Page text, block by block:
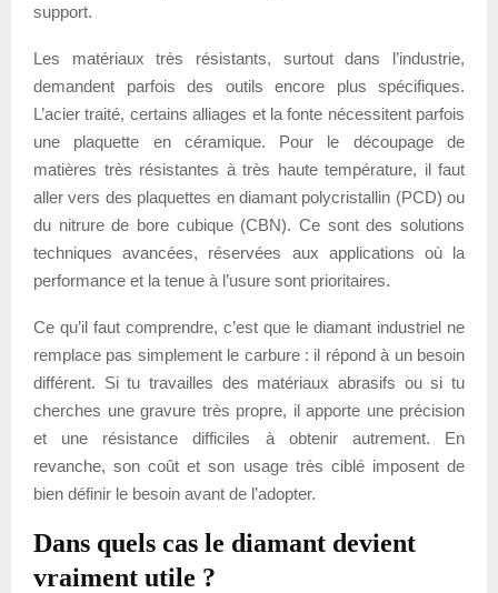
support.
Les matériaux très résistants, surtout dans l’industrie,
demandent parfois des outils encore plus spécifiques.
L’acier traité, certains alliages et la fonte nécessitent parfois
une plaquette en céramique. Pour le découpage de
matières très résistantes à très haute température, il faut
aller vers des plaquettes en diamant polycristallin (PCD) ou
du nitrure de bore cubique (CBN). Ce sont des solutions
techniques avancées, réservées aux applications où la
performance et la tenue à l’usure sont prioritaires.
Ce qu’il faut comprendre, c’est que le diamant industriel ne
remplace pas simplement le carbure : il répond à un besoin
différent. Si tu travailles des matériaux abrasifs ou si tu
cherches une gravure très propre, il apporte une précision
et une résistance difficiles à obtenir autrement. En
revanche, son coût et son usage très ciblé imposent de
bien définir le besoin avant de l’adopter.
Dans quels cas le diamant devient
vraiment utile ?